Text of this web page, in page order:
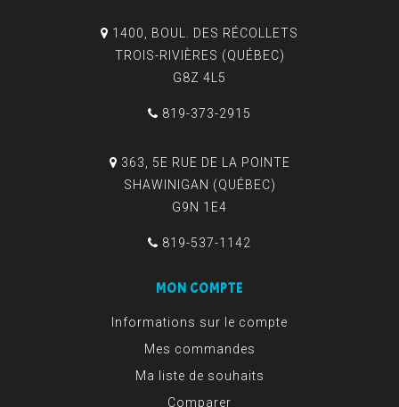
1400, BOUL. DES RÉCOLLETS
TROIS-RIVIÈRES (QUÉBEC)
G8Z 4L5
819-373-2915
363, 5E RUE DE LA POINTE
SHAWINIGAN (QUÉBEC)
G9N 1E4
819-537-1142
MON COMPTE
Informations sur le compte
Mes commandes
Ma liste de souhaits
Comparer